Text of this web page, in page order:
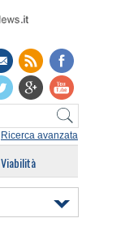
Ricerca avanzata
Viabilità